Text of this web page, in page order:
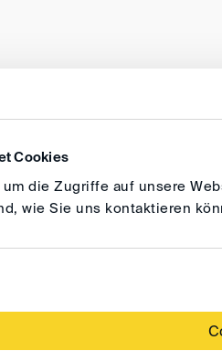
Cookies
die Zugriffe auf unsere
wie Sie uns kontaktieren